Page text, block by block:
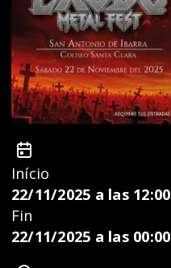
Início
22/11/2025 a las 12:00
Fin
22/11/2025 a las 00:00